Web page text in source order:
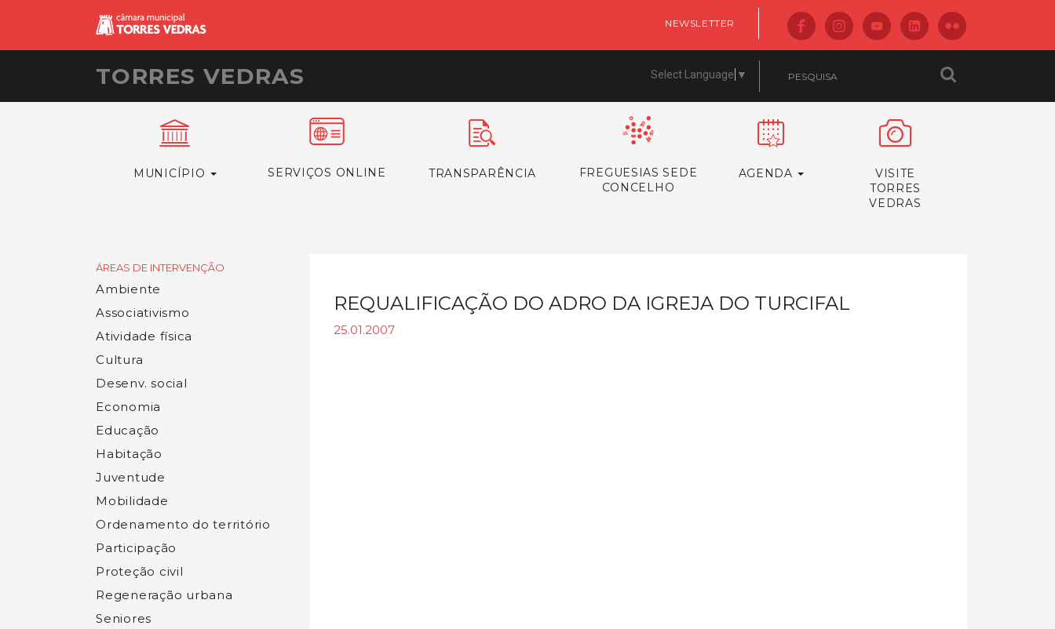
NEWSLETTER
TORRES VEDRAS Select Language ▼
MUNICÍPIO SERVIÇOS ONLINE TRANSPARÊNCIA
FREGUESIAS SEDE
CONCELHO
AGENDA
VISITE
TORRES
VEDRAS
ÁREAS DE INTERVENÇÃO
Ambiente
Associativismo
Atividade física
Cultura
Desenv. social
Economia
Educação
Habitação
Juventude
Mobilidade
Ordenamento do território
Participação
Proteção civil
Regeneração urbana
Seniores
REQUALIFICAÇÃO DO ADRO DA IGREJA DO TURCIFAL
25.01.2007